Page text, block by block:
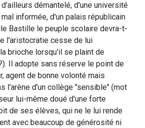
démantelé, d'une université
informée, d'un palais républicain
Bastille le peuple scolaire devra-t-
l'aristocratie cesse de lui
brioche lorsqu'il se plaint de
Il adopte sans réserve le point de
agent de bonne volonté mais
l'arène d'un collège "sensible" (mot
lui-même doué d'une forte
de ses élèves, qui ne le lui rende
avec beaucoup de générosité ni